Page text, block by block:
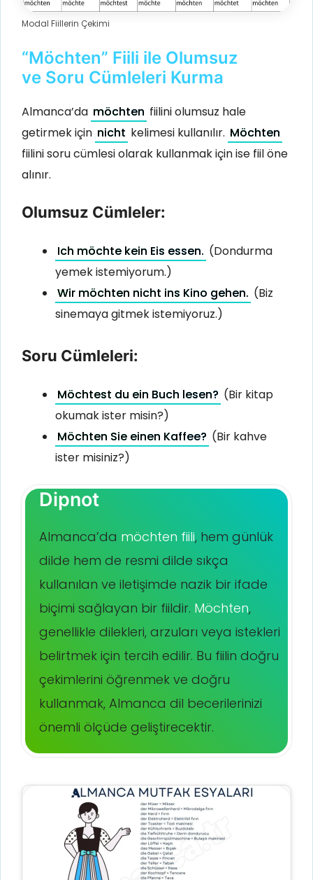
Modal Fiillerin Çekimi
“Möchten” Fiili ile Olumsuz
ve Soru Cümleleri Kurma
Almanca’da möchten fiilini olumsuz hale
getirmek için nicht kelimesi kullanılır. Möchten
fiilini soru cümlesi olarak kullanmak için ise fiil öne
alınır.
Olumsuz Cümleler:
Ich möchte kein Eis essen. (Dondurma
yemek istemiyorum.)
Wir möchten nicht ins Kino gehen. (Biz
sinemaya gitmek istemiyoruz.)
Soru Cümleleri:
Möchtest du ein Buch lesen? (Bir kitap
okumak ister misin?)
Möchten Sie einen Kaffee? (Bir kahve
ister misiniz?)
Dipnot
Almanca’da möchten fiili, hem günlük
dilde hem de resmi dilde sıkça
kullanılan ve iletişimde nazik bir ifade
biçimi sağlayan bir fiildir. Möchten,
genellikle dilekleri, arzuları veya istekleri
belirtmek için tercih edilir. Bu fiilin doğru
çekimlerini öğrenmek ve doğru
kullanmak, Almanca dil becerilerinizi
önemli ölçüde geliştirecektir.